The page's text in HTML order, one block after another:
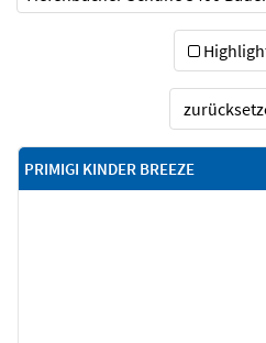
PRIMIGI KINDER BREEZE